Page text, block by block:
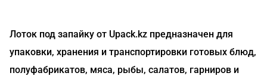
Лоток под запайку от Upack.kz предназначен для
упаковки, хранения и транспортировки готовых блюд,
полуфабрикатов, мяса, рыбы, салатов, гарниров и